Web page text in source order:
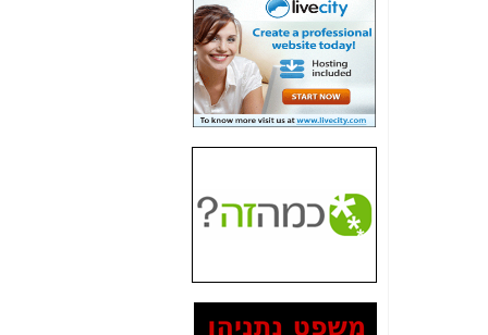
חשיפה: איוב קרא
אישר לקבוצת סלקום
בדיוק מה שביבי אישר
כאן
האם השר איוב קרא
היה צריך בכלל לחתום
על האישור, שנתן
האם ביבי וקרא קבלו
בכלל תמורה עבור
המסמכים בנושא בזק-
Yes (תיק 4000)